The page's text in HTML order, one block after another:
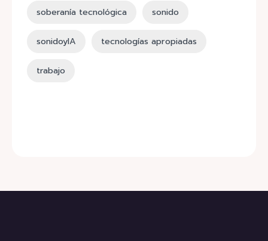
soberanía tecnológica sonido
sonidoyIA tecnologías apropiadas
trabajo